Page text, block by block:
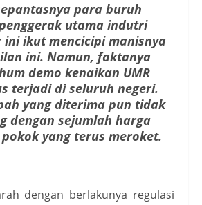
para buruh
utama indutri
ikut mencicipi manisnya
ini. Namun, faktanya
demo kenaikan UMR
terjadi di seluruh negeri.
yang diterima pun tidak
dengan sejumlah harga
yang terus meroket.
dengan berlakunya regulasi